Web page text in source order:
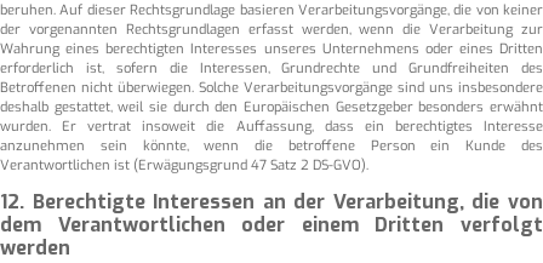
beruhen. Auf dieser Rechtsgrundlage basieren Verarbeitungsvorgänge, die von keiner
der vorgenannten Rechtsgrundlagen erfasst werden, wenn die Verarbeitung zur
Wahrung eines berechtigten Interesses unseres Unternehmens oder eines Dritten
erforderlich ist, sofern die Interessen, Grundrechte und Grundfreiheiten des
Betroffenen nicht überwiegen. Solche Verarbeitungsvorgänge sind uns insbesondere
deshalb gestattet, weil sie durch den Europäischen Gesetzgeber besonders erwähnt
wurden. Er vertrat insoweit die Auffassung, dass ein berechtigtes Interesse
anzunehmen sein könnte, wenn die betroffene Person ein Kunde des
Verantwortlichen ist (Erwägungsgrund 47 Satz 2 DS-GVO).
12. Berechtigte Interessen an der Verarbeitung, die von
dem Verantwortlichen oder einem Dritten verfolgt
werden